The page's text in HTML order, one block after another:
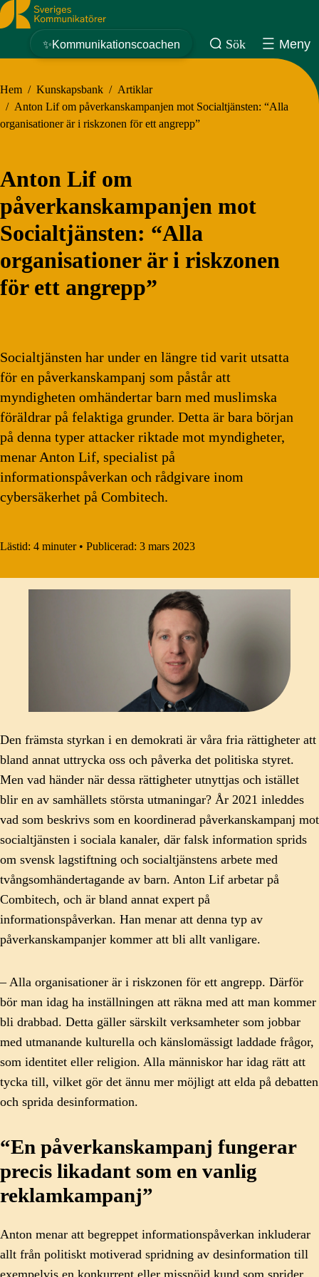
Sveriges Kommunikatörer
✨Kommunikationscoachen Sök Meny
Hem / Kunskapsbank / Artiklar
/ Anton Lif om påverkanskampanjen mot Socialtjänsten: “Alla
organisationer är i riskzonen för ett angrepp”
Anton Lif om
påverkanskampanjen mot
Socialtjänsten: “Alla
organisationer är i riskzonen
för ett angrepp”
Socialtjänsten har under en längre tid varit utsatta
för en påverkanskampanj som påstår att
myndigheten omhändertar barn med muslimska
föräldrar på felaktiga grunder. Detta är bara början
på denna typer attacker riktade mot myndigheter,
menar Anton Lif, specialist på
informationspåverkan och rådgivare inom
cybersäkerhet på Combitech.
Lästid: 4 minuter • Publicerad: 3 mars 2023
Den främsta styrkan i en demokrati är våra fria rättigheter att
bland annat uttrycka oss och påverka det politiska styret.
Men vad händer när dessa rättigheter utnyttjas och istället
blir en av samhällets största utmaningar? År 2021 inleddes
vad som beskrivs som en koordinerad påverkanskampanj mot
socialtjänsten i sociala kanaler, där falsk information sprids
om svensk lagstiftning och socialtjänstens arbete med
tvångsomhändertagande av barn. Anton Lif arbetar på
Combitech, och är bland annat expert på
informationspåverkan. Han menar att denna typ av
påverkanskampanjer kommer att bli allt vanligare.
– Alla organisationer är i riskzonen för ett angrepp. Därför
bör man idag ha inställningen att räkna med att man kommer
bli drabbad. Detta gäller särskilt verksamheter som jobbar
med utmanande kulturella och känslomässigt laddade frågor,
som identitet eller religion. Alla människor har idag rätt att
tycka till, vilket gör det ännu mer möjligt att elda på debatten
och sprida desinformation.
“En påverkanskampanj fungerar
precis likadant som en vanlig
reklamkampanj”
Anton menar att begreppet informationspåverkan inkluderar
allt från politiskt motiverad spridning av desinformation till